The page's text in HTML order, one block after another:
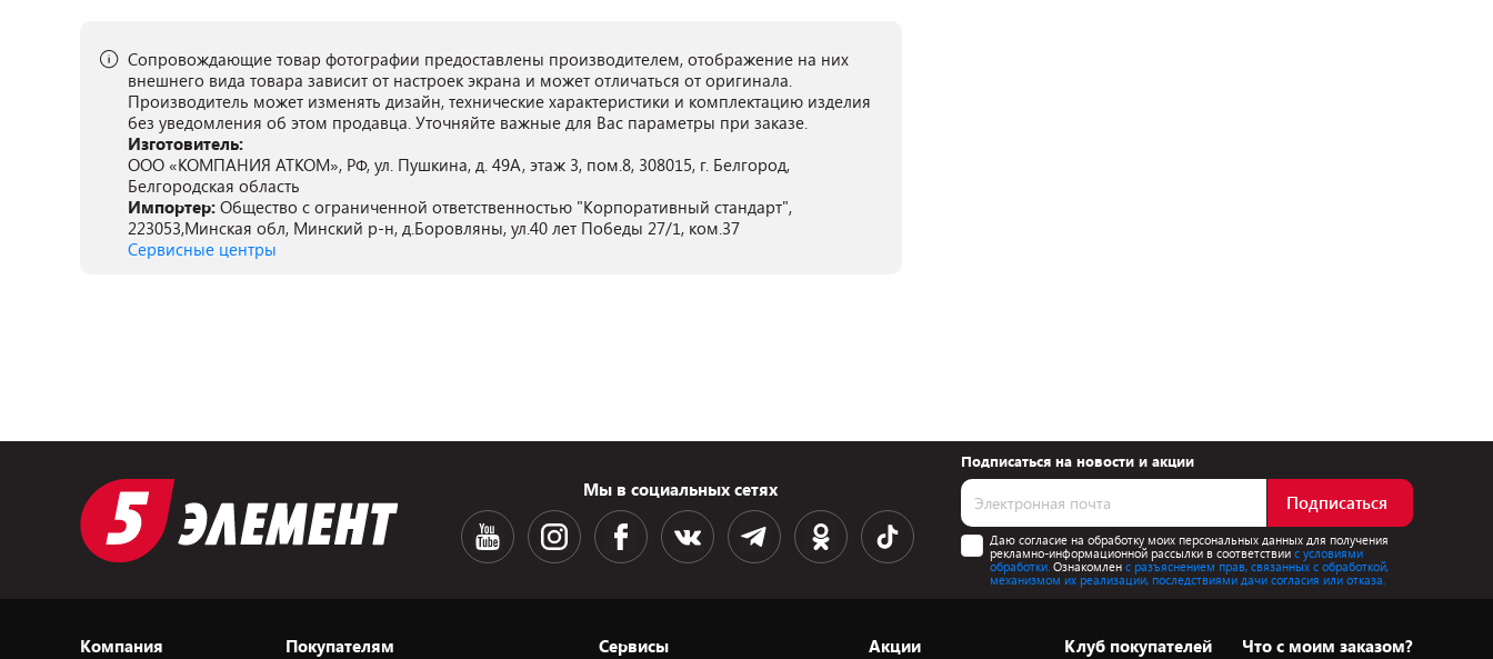
Сопровождающие товар фотографии предоставлены производителем, отображение на них
внешнего вида товара зависит от настроек экрана и может отличаться от оригинала.
Производитель может изменять дизайн, технические характеристики и комплектацию изделия
без уведомления об этом продавца. Уточняйте важные для Вас параметры при заказе.
Изготовитель:
ООО «КОМПАНИЯ АТКОМ», РФ, ул. Пушкина, д. 49А, этаж 3, пом.8, 308015, г. Белгород,
Белгородская область
Импортер: Общество с ограниченной ответственностью "Корпоративный стандарт",
223053,Минская обл, Минский р-н, д.Боровляны, ул.40 лет Победы 27/1, ком.37
Сервисные центры
Мы в социальных сетях
Подписаться на новости и акции
Подписаться
Даю согласие на обработку моих персональных данных для получения
рекламно-информационной рассылки в соответствиис условиями
обработки. Ознакомлен с разъяснением прав, связанных с обработкой,
механизмом их реализации, последствиями дачи согласия или отказа.
Компания Покупателям Сервисы Акции Клуб покупателей Что с моим заказом?